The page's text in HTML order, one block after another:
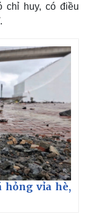
chỉ huy, có điều
hỏng vỉa hè,